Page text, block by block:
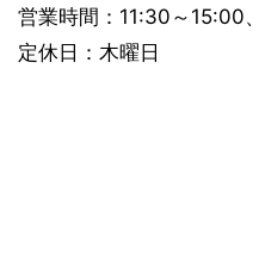
営業時間：11:30～15:00
定休日：木曜日